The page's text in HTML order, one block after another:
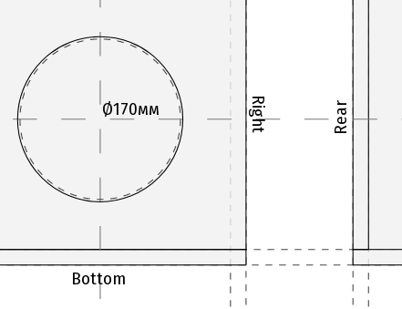
Ø170мм
Bottom
Right Rear